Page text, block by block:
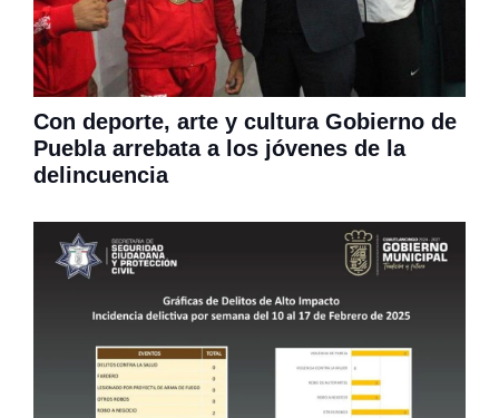
Con deporte, arte y cultura Gobierno de
Puebla arrebata a los jóvenes de la
delincuencia